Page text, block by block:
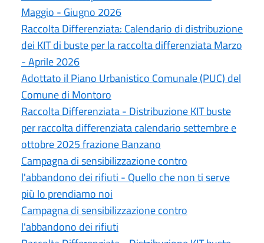
Maggio - Giugno 2026
Raccolta Differenziata: Calendario di distribuzione
dei KIT di buste per la raccolta differenziata Marzo
- Aprile 2026
Adottato il Piano Urbanistico Comunale (PUC) del
Comune di Montoro
Raccolta Differenziata - Distribuzione KIT buste
per raccolta differenziata calendario settembre e
ottobre 2025 frazione Banzano
Campagna di sensibilizzazione contro
l'abbandono dei rifiuti - Quello che non ti serve
più lo prendiamo noi
Campagna di sensibilizzazione contro
l'abbandono dei rifiuti